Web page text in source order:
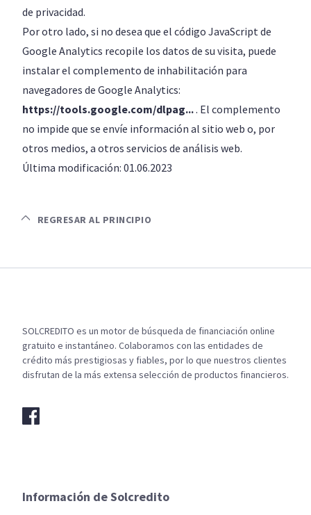
de privacidad.
Por otro lado, si no desea que el código JavaScript de
Google Analytics recopile los datos de su visita, puede
instalar el complemento de inhabilitación para
navegadores de Google Analytics:
https://tools.google.com/dlpag.... El complemento
no impide que se envíe información al sitio web o, por
otros medios, a otros servicios de análisis web.
Última modificación: 01.06.2023
REGRESAR AL PRINCIPIO
SOLCREDITO es un motor de búsqueda de financiación online
gratuito e instantáneo. Colaboramos con las entidades de
crédito más prestigiosas y fiables, por lo que nuestros clientes
disfrutan de la más extensa selección de productos financieros.
Información de Solcredito